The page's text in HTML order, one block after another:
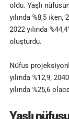
oldu. Yaşlı
yılında %8,5 iken,
2022 yılında
oluşturdu.
Nüfus
yılında %12,9,
yılında %25,6
Yaşlı